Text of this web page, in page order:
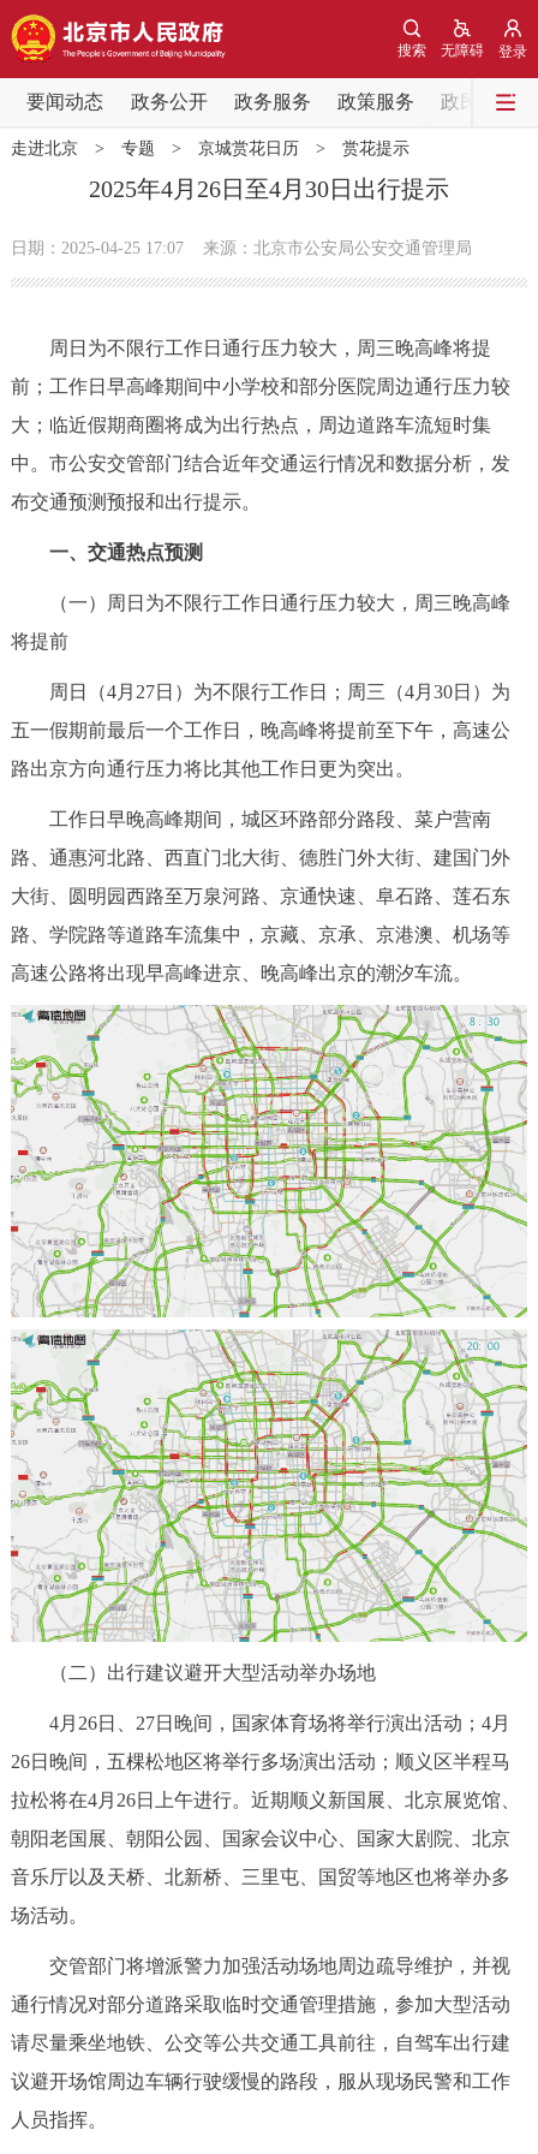
登录
无障碍
搜索
要闻动态 政务公开 政务服务 政策服务 政民互动
要闻动态
党中央精神 国务院信息 中央部委动态
政务公开
市领导 机构职能 政策服务
政策兑现 政策解读
决策公开
政务服务
个人服务 法人服务 部门服务
便民服务 利企服务
中介服务 阳光政务
政民互动
参与调查 在线访谈 图说互动
走进北京
北京概况 十六区概览 人文北京
绿色北京 图说北京 视频北京
多语种
ENGLISH 한국어 日本語
DEUTSCH FRANÇAIS РУССКИЙ ЯЗЫК
ESPAÑOL العربية PORTUGUÊS
ITALIANO
回到顶部
走进北京> 专题 > 京城赏花日历 > 赏花提示
2025年4月26日至4月30日出行提示
日期：2025-04-25 17:07 来源：北京市公安局公安交通管理局
周日为不限行工作日通行压力较大，周三晚高峰将提
前；工作日早高峰期间中小学校和部分医院周边通行压力较
大；临近假期商圈将成为出行热点，周边道路车流短时集
中。市公安交管部门结合近年交通运行情况和数据分析，发
布交通预测预报和出行提示。
一、交通热点预测
（一）周日为不限行工作日通行压力较大，周三晚高峰
将提前
周日（4月27日）为不限行工作日；周三（4月30日）为
五一假期前最后一个工作日，晚高峰将提前至下午，高速公
路出京方向通行压力将比其他工作日更为突出。
工作日早晚高峰期间，城区环路部分路段、菜户营南
路、通惠河北路、西直门北大街、德胜门外大街、建国门外
大街、圆明园西路至万泉河路、京通快速、阜石路、莲石东
路、学院路等道路车流集中，京藏、京承、京港澳、机场等
高速公路将出现早高峰进京、晚高峰出京的潮汐车流。
（二）出行建议避开大型活动举办场地
4月26日、27日晚间，国家体育场将举行演出活动；4月
26日晚间，五棵松地区将举行多场演出活动；顺义区半程马
拉松将在4月26日上午进行。近期顺义新国展、北京展览馆、
朝阳老国展、朝阳公园、国家会议中心、国家大剧院、北京
音乐厅以及天桥、北新桥、三里屯、国贸等地区也将举办多
场活动。
交管部门将增派警力加强活动场地周边疏导维护，并视
通行情况对部分道路采取临时交通管理措施，参加大型活动
请尽量乘坐地铁、公交等公共交通工具前往，自驾车出行建
议避开场馆周边车辆行驶缓慢的路段，服从现场民警和工作
人员指挥。